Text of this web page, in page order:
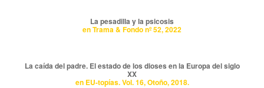
La pesadilla y la psicosis
en Trama & Fondo nº 52, 2022
La caída del padre. El estado de los dioses en la Europa del siglo
XX
en EU-topías. Vol. 16, Otoño, 2018.